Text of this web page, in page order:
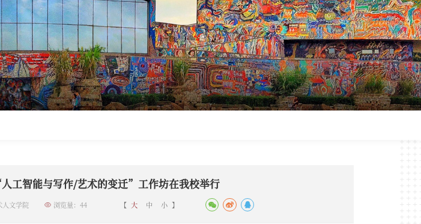
工智能与写作/艺术的变迁”工作坊在我校举行
人文学院 浏览量： 44 【 大 中 小 】